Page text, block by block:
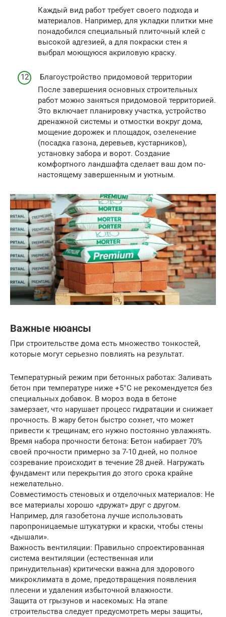
Каждый вид работ требует своего подхода и
материалов. Например, для укладки плитки мне
понадобился специальный плиточный клей с
высокой адгезией, а для покраски стен я
выбрал моющуюся акриловую краску.
Благоустройство придомовой территории
После завершения основных строительных
работ можно заняться придомовой территорией.
Это включает планировку участка, устройство
дренажной системы и отмостки вокруг дома,
мощение дорожек и площадок, озеленение
(посадка газона, деревьев, кустарников),
установку забора и ворот. Создание
комфортного ландшафта сделает ваш дом по-
настоящему завершенным и уютным.
Важные нюансы
При строительстве дома есть множество тонкостей,
которые могут серьезно повлиять на результат.
Температурный режим при бетонных работах: Заливать
бетон при температуре ниже +5°C не рекомендуется без
специальных добавок. В мороз вода в бетоне
замерзает, что нарушает процесс гидратации и снижает
прочность. В жару бетон быстро сохнет, что может
привести к трещинам; его нужно постоянно увлажнять.
Время набора прочности бетона: Бетон набирает 70%
своей прочности примерно за 7-10 дней, но полное
созревание происходит в течение 28 дней. Нагружать
фундамент или перекрытия до этого срока крайне
нежелательно.
Совместимость стеновых и отделочных материалов: Не
все материалы хорошо «дружат» друг с другом.
Например, для газобетона лучше использовать
паропроницаемые штукатурки и краски, чтобы стены
«дышали».
Важность вентиляции: Правильно спроектированная
система вентиляции (естественная или
принудительная) критически важна для здорового
микроклимата в доме, предотвращения появления
плесени и удаления избыточной влажности.
Защита от грызунов и насекомых: На этапе
строительства следует предусмотреть меры защиты,